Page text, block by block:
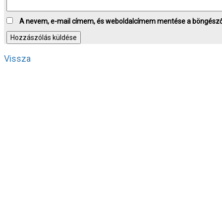
A nevem, e-mail címem, és weboldalcímem mentése a
Vissza